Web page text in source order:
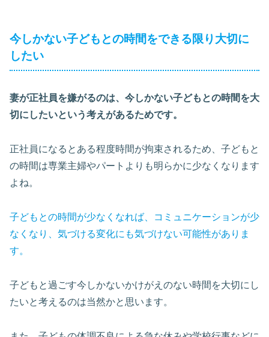
今しかない子どもとの時間をできる限り大切に
したい
妻が正社員を嫌がるのは、今しかない子どもとの時間を大
切にしたいという考えがあるためです。
正社員になるとある程度時間が拘束されるため、子どもと
の時間は専業主婦やパートよりも明らかに少なくなります
よね。
子どもとの時間が少なくなれば、コミュニケーションが少
なくなり、気づける変化にも気づけない可能性がありま
す。
子どもと過ごす今しかないかけがえのない時間を大切にし
たいと考えるのは当然かと思います。